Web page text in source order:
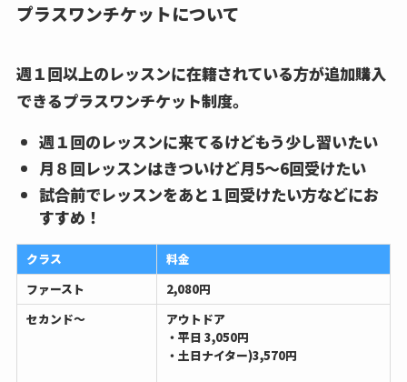
プラスワンチケットについて
週１回以上のレッスンに在籍されている方が追加購入
できるプラスワンチケット制度。
週１回のレッスンに来てるけどもう少し習いたい
月８回レッスンはきついけど月5〜6回受けたい
試合前でレッスンをあと１回受けたい方などにお
すすめ！
クラス
料金
ファースト
2,080円
セカンド〜
アウトドア
・平日 3,050円
・土日ナイター)3,570円